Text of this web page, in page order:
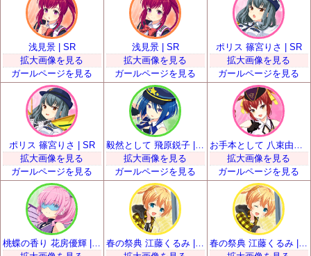
浅見景 | SR
拡大画像を見る
ガールページを見る
浅見景 | SR
拡大画像を見る
ガールページを見る
ポリス 篠宮りさ | SR
拡大画像を見る
ガールページを見る
ポリス 篠宮りさ | SR
拡大画像を見る
ガールページを見る
毅然として 飛原鋭子 | SR
拡大画像を見る
ガールページを見る
拡大画像を見る
ガールページを見る
春の祭典 江藤くるみ | SR
春の祭典 江藤くるみ | SR